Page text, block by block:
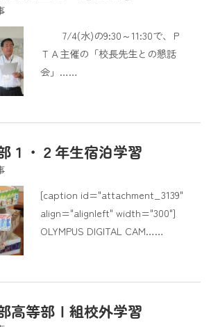
7/4(水)の9:30～11:30で、Ｐ
ＴＡ主催の「校長先生との懇話
会」……
１・２年生宿泊学習
[caption id="attachment_3139"
align="alignleft" width="300"]
OLYMPUS DIGITAL CAM……
高等部Ⅰ組校外学習